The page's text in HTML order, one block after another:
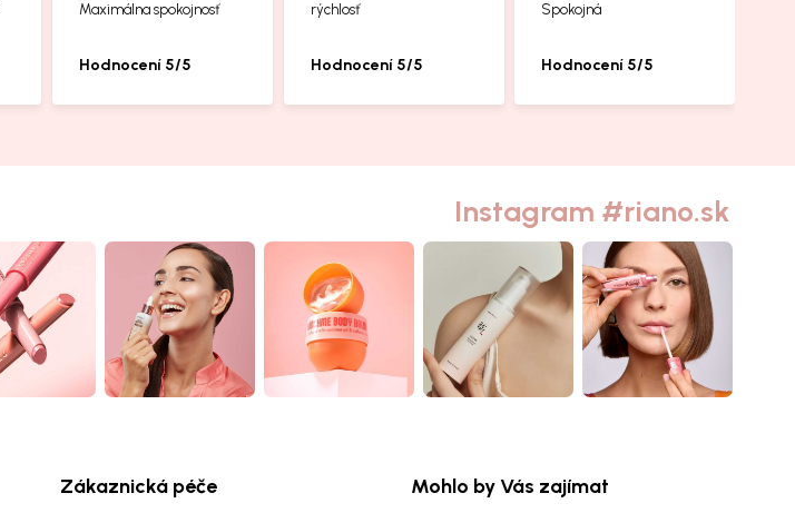
Maximálna spokojnosť
Hodnocení 5/5
rýchlosť
Hodnocení 5/5
Spokojná
Hodnocení 5/5
Instagram #riano.sk
Zákaznická péče Mohlo by Vás zajímat